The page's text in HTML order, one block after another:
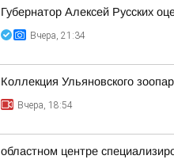
Губернатор Алексей Русских
Вчера, 21:34
Коллекция Ульяновского
Вчера, 18:54
областном центре